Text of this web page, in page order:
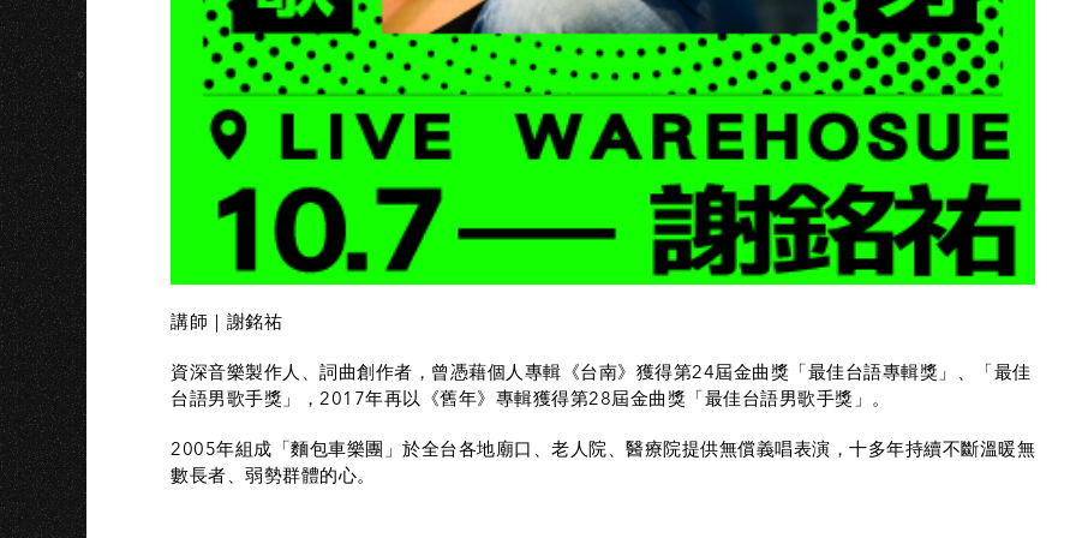
講師｜謝銘祐
資深音樂製作人、詞曲創作者，曾憑藉個人專輯《台南》獲得第24屆金曲獎「最佳台語專輯獎」、「最佳
台語男歌手獎」，2017年再以《舊年》專輯獲得第28屆金曲獎「最佳台語男歌手獎」。
2005年組成「麵包車樂團」於全台各地廟口、老人院、醫療院提供無償義唱表演，十多年持續不斷溫暖無
數長者、弱勢群體的心。